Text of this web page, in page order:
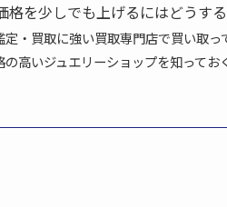
格を少しでも上げるにはどうす
定・買取に強い買取専門店で買い取っ
の高いジュエリーショップを知ってお